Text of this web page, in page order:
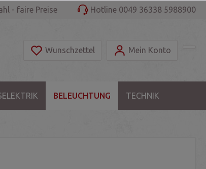
- faire Preise Hotline 0049 36338 5988900
Wunschzettel Mein Konto
BELEUCHTUNG TECHNIK